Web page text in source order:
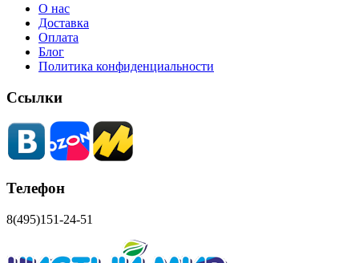
О нас
Доставка
Оплата
Блог
Политика конфиденциальности
Ссылки
Телефон
8(495)151-24-51